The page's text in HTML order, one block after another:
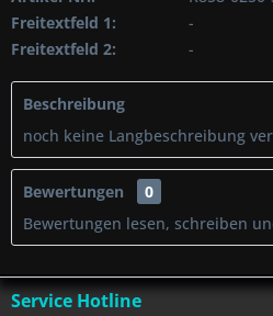
Freitextfeld 1:
-
Freitextfeld 2:
-
Beschreibung
noch keine Langbeschreibung
Bewertungen
0
Bewertungen lesen, schreiben
Service Hotline